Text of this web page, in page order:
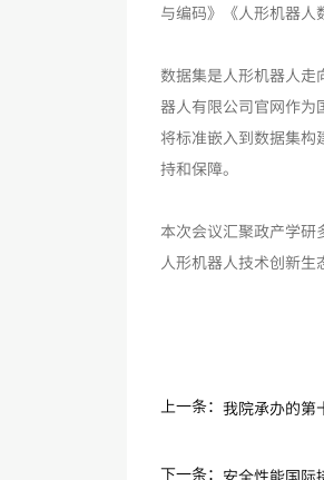
与编码》《人形机器人
数据集是人形机器人
器人有限公司官网作为
将标准嵌入到数据集构
持和保障。
本次会议汇聚政产学
人形机器人技术创新生
上一条：我院承办的
下一条： 安全性能国